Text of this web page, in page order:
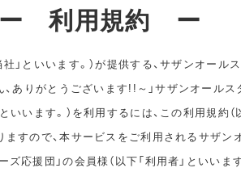
ー 利用規約 ー
」といいます。）が提供する、サザンオール
ありがとうございます!!～」サザンオール
いいます。）を利用するには、この利用規約（
ますので、本サービスをご利用されるサザン
応援団」の会員様（以下「利用者」といいま